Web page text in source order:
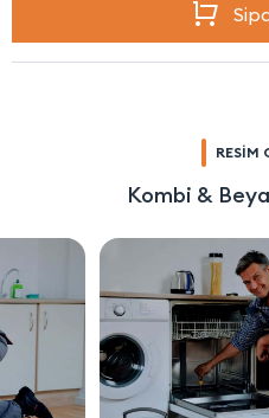
RESİM
Kombi &